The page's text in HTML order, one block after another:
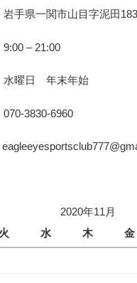
県一関市山目字泥田
– 21:00
曜日 年末年始
3830-6960
2020年11月
火 水 木 金